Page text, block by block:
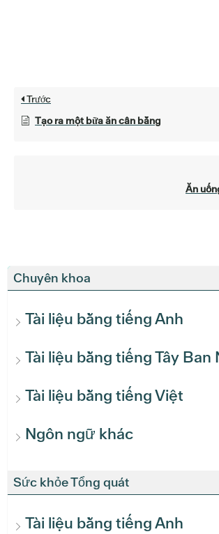
Chuyên khoa
Tài liệu bằng tiếng Anh
Tài liệu bằng tiếng Tây Ban
Tài liệu bằng tiếng Việt
Ngôn ngữ khác
Sức khỏe Tổng quát
Tài liệu bằng tiếng Anh
Trước
Tạo ra một bữa ăn cân bằng
Ăn